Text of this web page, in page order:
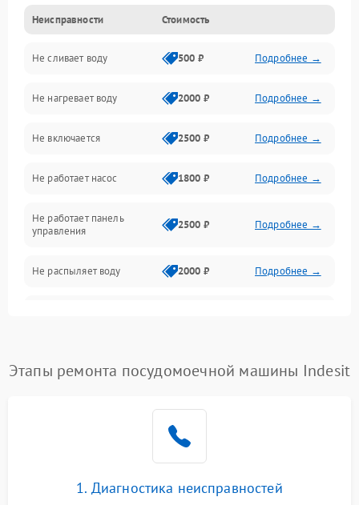
Управление
Электропитание
Датчики
Нагрев
Вода
Гигиена
Программное обеспечение
Неисправности Стоимость
Не сливает воду 500 ₽ Подробнее →
Не нагревает воду 2000 ₽ Подробнее →
Не включается 2500 ₽ Подробнее →
Не работает насос 1800 ₽ Подробнее →
Не работает панель
управления
2500 ₽ Подробнее →
Не распыляет воду 2000 ₽ Подробнее →
воды
1800 ₽ Подробнее →
Проблемы с
Этапы ремонта посудомоечной машины Indesit
1. Диагностика неисправностей